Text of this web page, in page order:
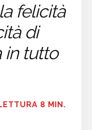
felicità
di
in tutto
8 MIN.